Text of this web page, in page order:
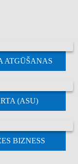
ATGŪŠANAS
(ASU)
BIZNESS